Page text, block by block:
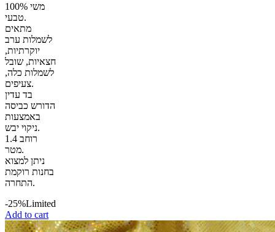
100% משי
טבעי.
מתאים
לשמלות ערב
יוקרתיות,
חצאיות, שובל
לשמלות כלה,
צעיפים.
בד עדין
הדורש כביסה
באמצעות
ניקוי יבש.
רוחב 1.4
מטר.
ניתן למצוא
בחנות רוקמת
התחרה.
-25%Limited
Add to cart